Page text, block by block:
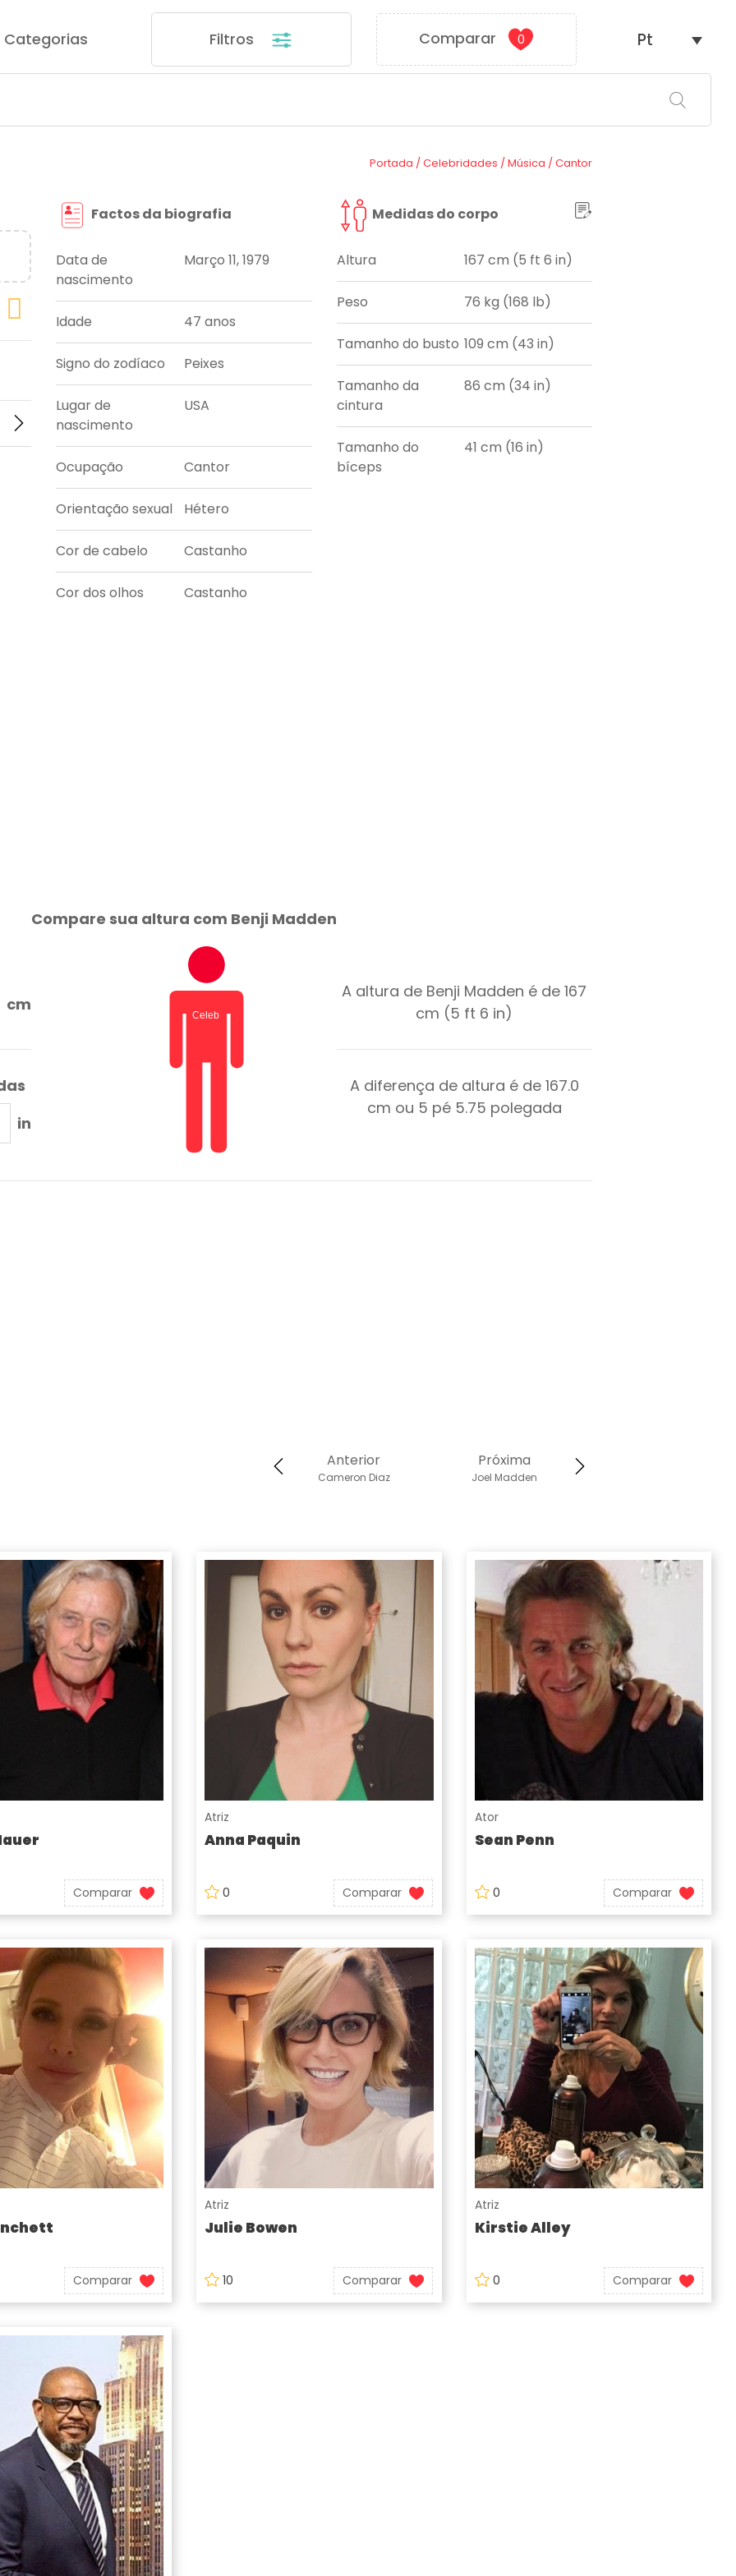
Categorias Filtros Comparar 0 Pt
Portada /Celebridades /Música /Cantor
Factos da biografia
Data de
nascimento
Março 11, 1979
Idade 47 anos
Signo do zodíaco Peixes
Lugar de
nascimento
USA
Ocupação Cantor
Orientação sexual Hétero
Cor de cabelo Castanho
Cor dos olhos Castanho
Medidas do corpo
Altura 167 cm (5 ft 6 in)
Peso 76 kg (168 lb)
Tamanho do busto 109 cm (43 in)
Tamanho da
cintura
86 cm (34 in)
Tamanho do
bíceps
41 cm (16 in)
Compare sua altura com Benji Madden
cm
in
A altura de Benji Madden é de 167
cm (5 ft 6 in)
A diferença de altura é de 167.0
cm ou 5 pé 5.75 polegada
Próxima
Joel Madden
Anterior
Cameron Diaz
Comparar
Atriz
Anna Paquin
0 Comparar
Ator
Sean Penn
0 Comparar
Comparar
Atriz
Julie Bowen
10 Comparar
Atriz
Kirstie Alley
0 Comparar